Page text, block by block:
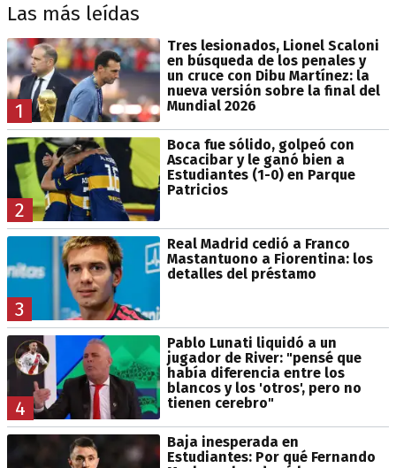
Las más leídas
1
Tres lesionados, Lionel Scaloni
en búsqueda de los penales y
un cruce con Dibu Martínez: la
nueva versión sobre la final del
Mundial 2026
2
Boca fue sólido, golpeó con
Ascacibar y le ganó bien a
Estudiantes (1-0) en Parque
Patricios
3
Real Madrid cedió a Franco
Mastantuono a Fiorentina: los
detalles del préstamo
4
Pablo Lunati liquidó a un
jugador de River: "pensé que
había diferencia entre los
blancos y los 'otros', pero no
tienen cerebro"
Baja inesperada en
Estudiantes: Por qué Fernando